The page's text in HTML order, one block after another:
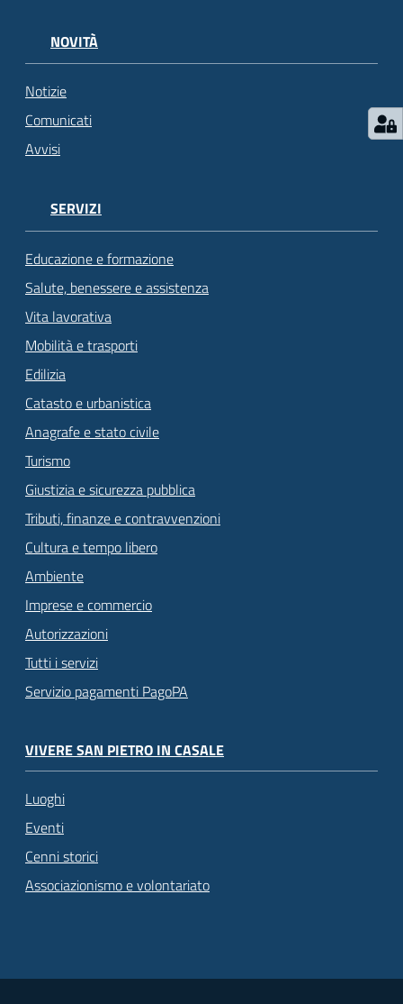
NOVITÀ
Notizie
Comunicati
Avvisi
SERVIZI
Educazione e formazione
Salute, benessere e assistenza
Vita lavorativa
Mobilità e trasporti
Edilizia
Catasto e urbanistica
Anagrafe e stato civile
Turismo
Giustizia e sicurezza pubblica
Tributi, finanze e contravvenzioni
Cultura e tempo libero
Ambiente
Imprese e commercio
Autorizzazioni
Tutti i servizi
Servizio pagamenti PagoPA
VIVERE SAN PIETRO IN CASALE
Luoghi
Eventi
Cenni storici
Associazionismo e volontariato